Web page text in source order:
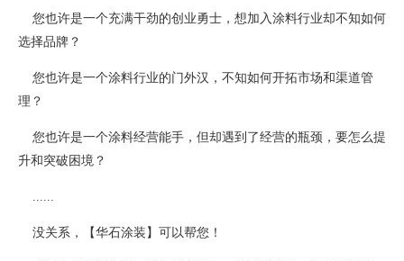
您也许是一个充满干劲的创业勇士，想加入涂料行业却不知如何
选择品牌？
您也许是一个涂料行业的门外汉，不知如何开拓市场和渠道管
理？
您也许是一个涂料经营能手，但却遇到了经营的瓶颈，要怎么提
升和突破困境？
......
没关系，【华石涂装】可以帮您！